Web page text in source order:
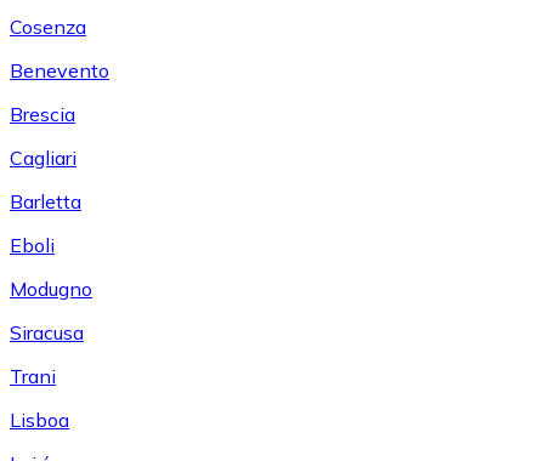
Cosenza
Benevento
Brescia
Cagliari
Barletta
Eboli
Modugno
Siracusa
Trani
Lisboa